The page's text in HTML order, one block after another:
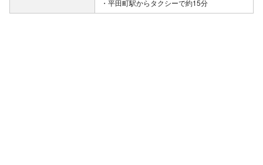
・平田町駅からタクシーで約15分